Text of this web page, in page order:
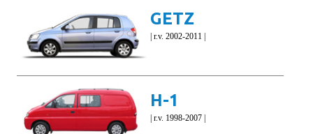
GETZ
| r.v. 2002-2011 |
H-1
| r.v. 1998-2007 |